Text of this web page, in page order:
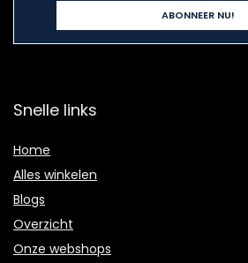
Snelle links
Home
Alles winkelen
Blogs
Overzicht
Onze webshops